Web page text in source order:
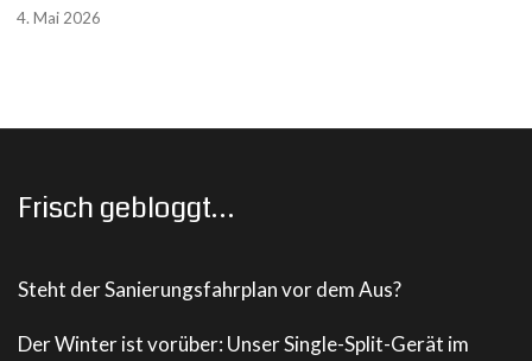
4. Mai 2026
Frisch gebloggt…
Steht der Sanierungsfahrplan vor dem Aus?
Der Winter ist vorüber: Unser Single-Split-Gerät im